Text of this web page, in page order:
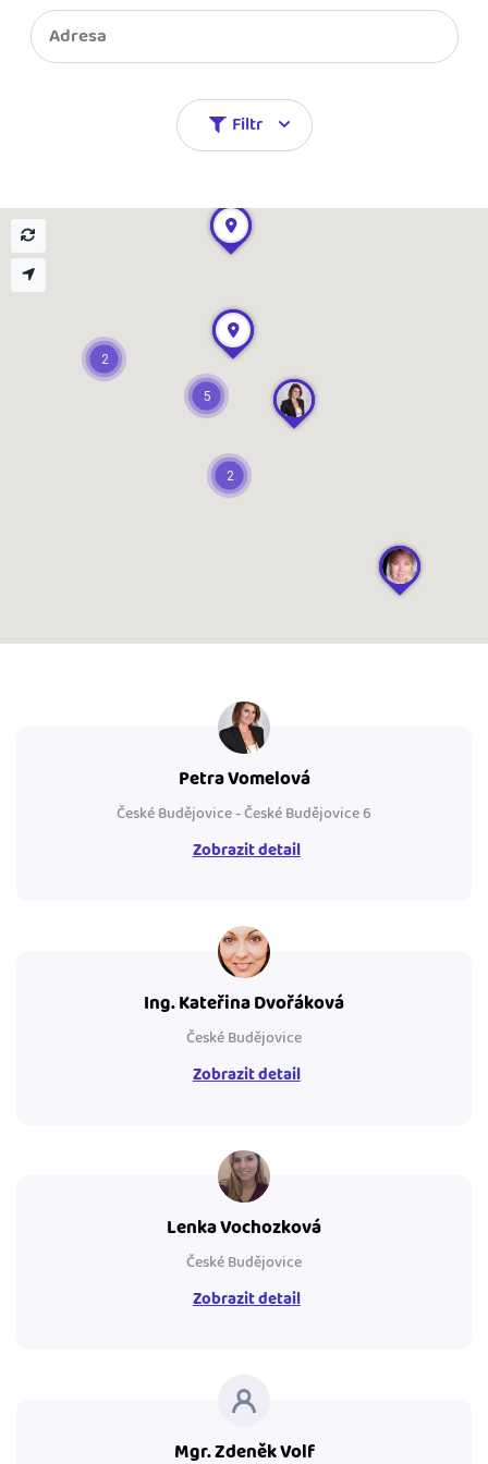
Spřátelené účetní
Katalog doplňků
Jak se vyznat ve fakturaci
Blog
Filtr
Petra Vomelová
České Budějovice - České Budějovice 6
Zobrazit detail
Ing. Kateřina Dvořáková
České Budějovice
Zobrazit detail
Lenka Vochozková
České Budějovice
Zobrazit detail
Mgr. Zdeněk Volf
5
2
2